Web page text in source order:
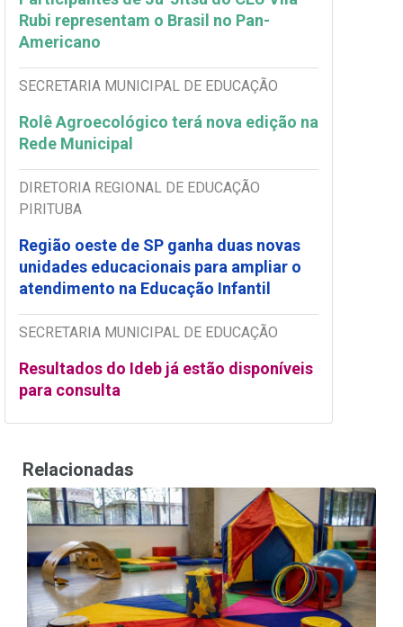
Rubi representam o Brasil no Pan-
Americano
SECRETARIA MUNICIPAL DE EDUCAÇÃO
Rolê Agroecológico terá nova edição na
Rede Municipal
DIRETORIA REGIONAL DE EDUCAÇÃO
PIRITUBA
Região oeste de SP ganha duas novas
unidades educacionais para ampliar o
atendimento na Educação Infantil
SECRETARIA MUNICIPAL DE EDUCAÇÃO
Resultados do Ideb já estão disponíveis
para consulta
Relacionadas